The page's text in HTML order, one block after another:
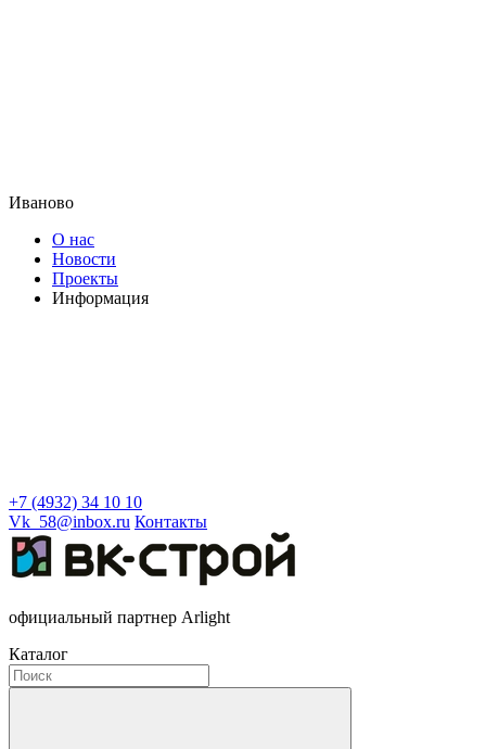
Иваново
О нас
Новости
Проекты
Информация
+7 (4932) 34 10 10
Vk_58@inbox.ru Контакты
официальный партнер Arlight
Каталог